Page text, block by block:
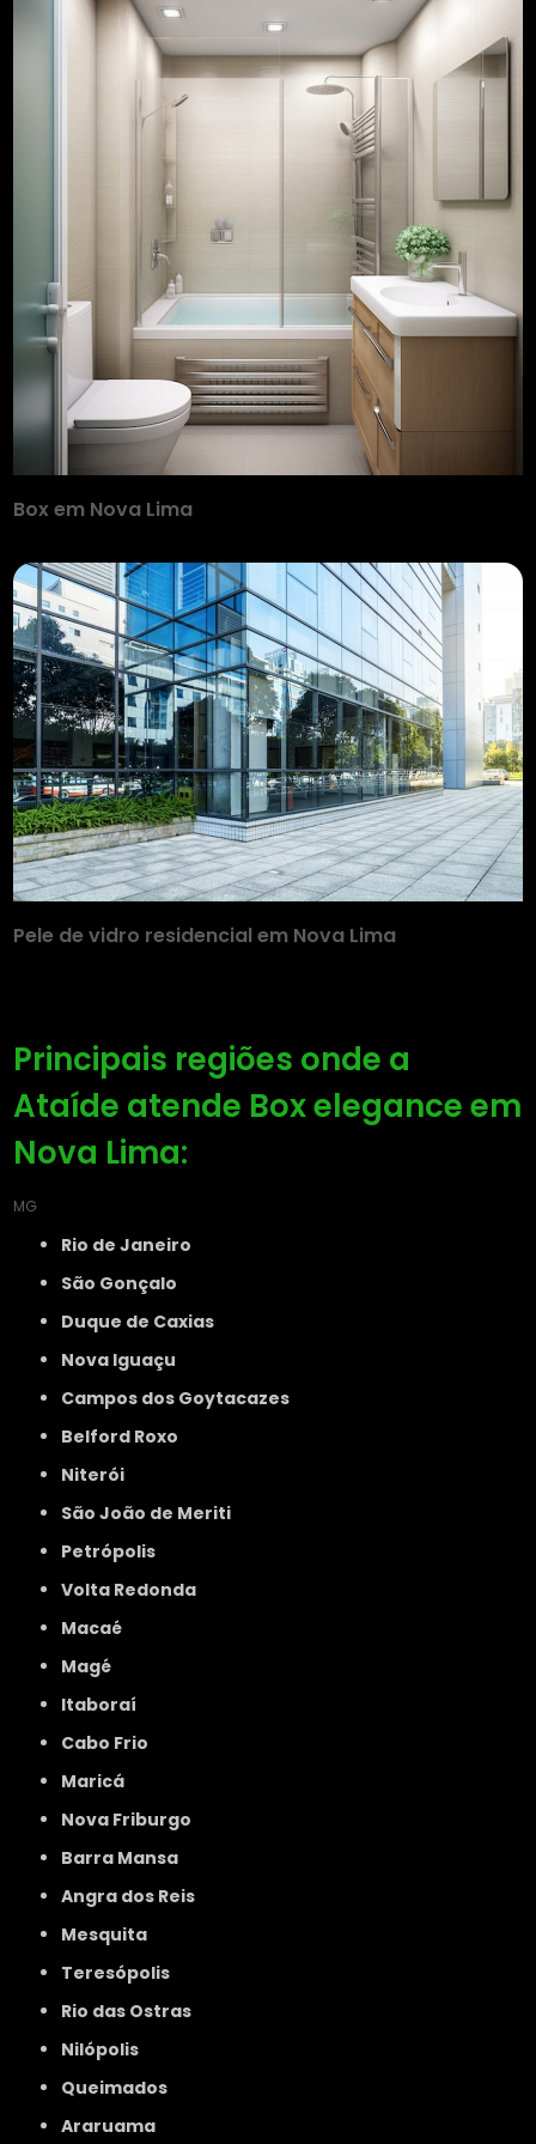
Box em Nova Lima
Pele de vidro residencial em Nova Lima
Principais regiões onde a
Ataíde atende Box elegance em
Nova Lima:
MG
Rio de Janeiro
São Gonçalo
Duque de Caxias
Nova Iguaçu
Campos dos Goytacazes
Belford Roxo
Niterói
São João de Meriti
Petrópolis
Volta Redonda
Macaé
Magé
Itaboraí
Cabo Frio
Maricá
Nova Friburgo
Barra Mansa
Angra dos Reis
Mesquita
Teresópolis
Rio das Ostras
Nilópolis
Queimados
Araruama